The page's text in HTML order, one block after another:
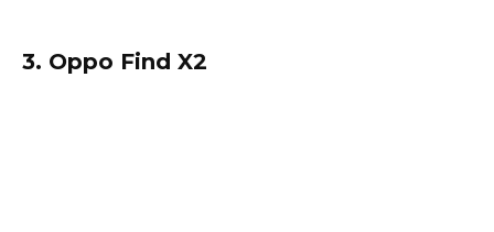
3. Oppo Find X2